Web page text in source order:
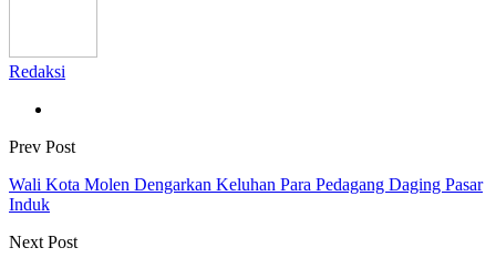
Redaksi
Prev Post
Wali Kota Molen Dengarkan Keluhan Para Pedagang Daging Pasar
Induk
Next Post